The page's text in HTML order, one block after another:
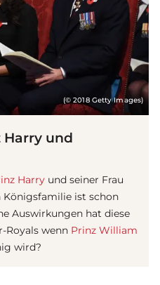
(© 2018 Getty Images)
Harry und
Harry und seiner Frau
ist schon
Auswirkungen hat diese
Royals wenn Prinz William
wird?